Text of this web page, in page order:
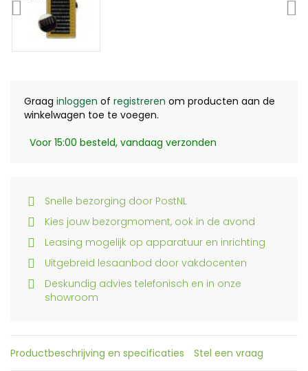
Graag inloggen of registreren om producten aan de
winkelwagen toe te voegen.
Voor 15:00 besteld, vandaag verzonden
Snelle bezorging door PostNL
Kies jouw bezorgmoment, ook in de avond
Leasing mogelijk op apparatuur en inrichting
Uitgebreid lesaanbod door vakdocenten
Deskundig advies telefonisch en in onze
showroom
Productbeschrijving en specificaties Stel een vraag